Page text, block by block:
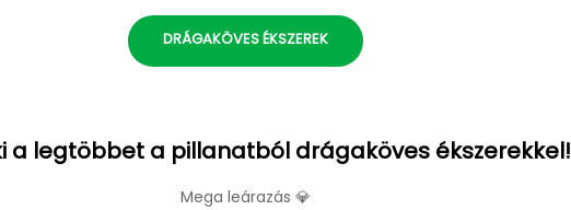
DRÁGAKÖVES ÉKSZEREK
a legtöbbet a pillanatból drágaköves ékszerekkel!
Mega leárazás 💎